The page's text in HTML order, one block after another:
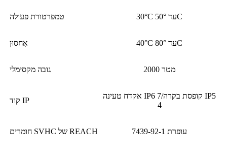
טמפרטורת פעולה 30°C עד 50°C
אִחסוּן 40°C עד 80°C
גובה מקסימלי 2000 מטר
קוד IP
אקדח טעינה IP6 7/קופסת בקרה IP5
4
חומרים SVHC של REACH עופרת 7439-92-1